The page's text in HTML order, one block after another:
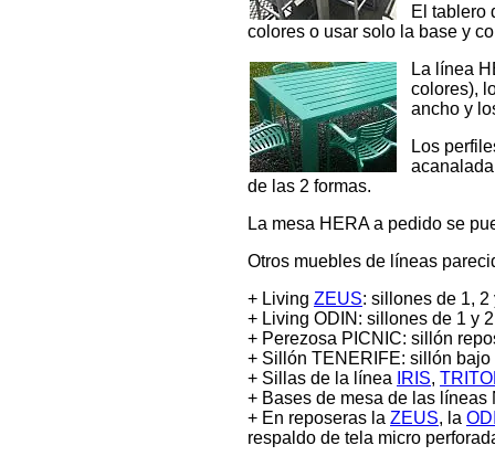
El tablero
colores o usar solo la base y
La línea
colores),
ancho y
Los
de las 2 formas.
La mesa HERA a pedido se
Otros muebles de líneas
+ Living ZEUS: sillones de 1,
+ Living ODIN: sillones de 1 y
+ Perezosa PICNIC: sillón
+ Sillón TENERIFE: sillón
+ Sillas de la línea
IRIS,
+ Bases de mesa de las líneas
+ En reposeras la ZEUS, la
respaldo de tela micro